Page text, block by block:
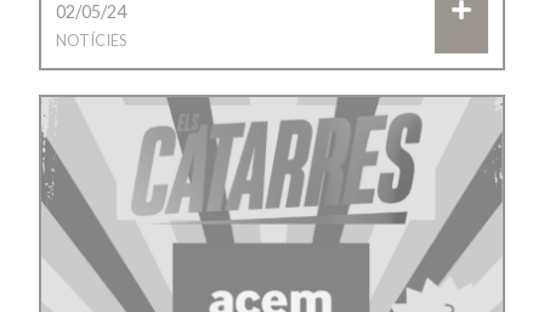
02/05/24
NOTÍCIES